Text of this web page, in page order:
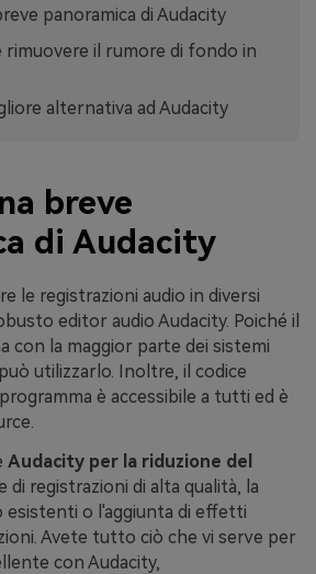
panoramica di Audacity
rimuovere il rumore di fondo in
alternativa ad Audacity
breve
di Audacity
le registrazioni audio in diversi
editor audio Audacity. Poiché il
con la maggior parte dei sistemi
utilizzarlo. Inoltre, il codice
è accessibile a tutti ed è
Audacity per la riduzione del
di registrazioni di alta qualità, la
esistenti o l'aggiunta di effetti
Avete tutto ciò che vi serve per
con Audacity,